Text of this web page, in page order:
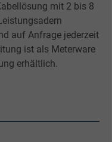
mit 2 bis 8
auf Anfrage jederzeit
ist als Meterware
erhältlich.